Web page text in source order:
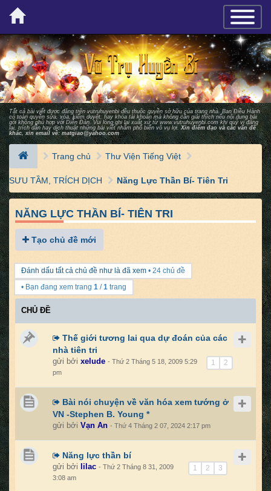
×
Tất cả bài viết được đăng trên vutruhuyenbi đều thuộc quyền sở hữu của trang nhà. Ban Ðiều Hành
có toàn quyền sửa, xóa, kiểm duyệt, hay khóa tài khoản mà không cần giải thích nếu nội dung bài
gởi không phù hợp với Diễn Ðàn. Vui lòng ghi lại xuất xứ từwww.vutruhuyenbi.comkhi quý vị đăng
lại, trích dẫn hay dịch thuật những bài viết nhằm phổ biến vô vụ lợi. Xin điểm đạo và các vấn đề
khác, xin email về: matgiao@yahoo.com
Trang chủ Thư Viện Tiếng Việt
SƯU TẦM, TRÍCH DỊCH Năng Lực Thần Bí- Tiên Tri
NĂNG LỰC THẦN BÍ- TIÊN TRI
Tạo chủ đề mới
Đánh dấu tất cả chủ đề như là đã xem • 24 chủ đề
• Bạn đang xem trang 1 /1 trang
CHỦ ĐỀ
Thế giới tương lai qua dự đoán của các
nhà tiên tri
1 2
gửi bởi xelude - Thứ 2 Tháng 5 18, 2009 5:29
pm
Bài nói chuyện về văn hóa xem tướng ở
VN -Stephen B. Young *
gửi bởi Vạn An - Thứ 4 Tháng 2 07, 2024 2:17 pm
Năng lực thần bí
1 2 3
gửi bởi lilac - Thứ 2 Tháng 8 31, 2009
3:08 am